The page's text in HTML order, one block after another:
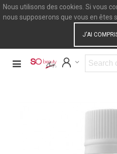
Nous utilisons des cookies. Si vous
nous supposerons que vous en êtes
J'AI